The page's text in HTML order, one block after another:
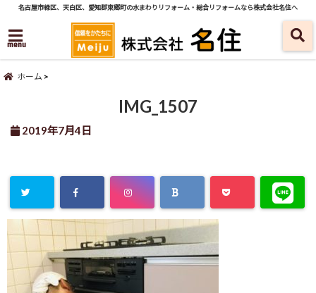
名古屋市緑区、天白区、愛知郡東郷町の水まわりリフォーム・総合リフォームなら株式会社名住へ
menu
ホーム
IMG_1507
2019年7月4日